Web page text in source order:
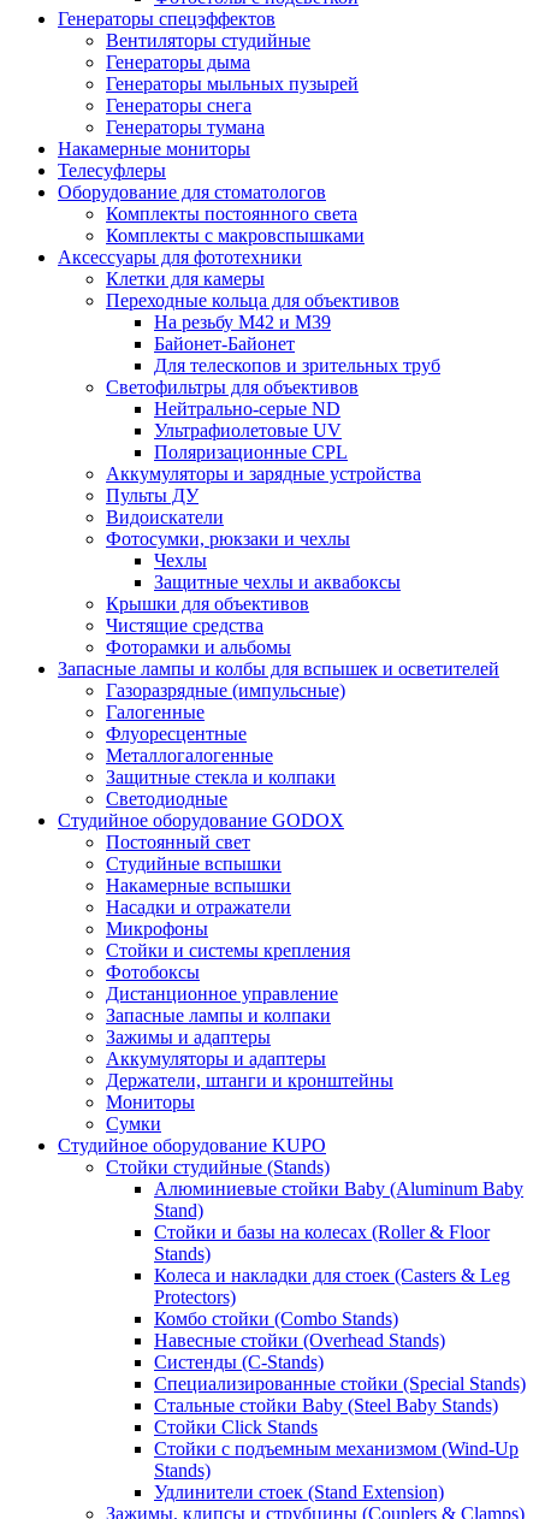
Генераторы спецэффектов
Вентиляторы студийные
Генераторы дыма
Генераторы мыльных пузырей
Генераторы снега
Генераторы тумана
Накамерные мониторы
Телесуфлеры
Оборудование для стоматологов
Комплекты постоянного света
Комплекты с макровспышками
Аксессуары для фототехники
Клетки для камеры
Переходные кольца для объективов
На резьбу М42 и М39
Байонет-Байонет
Для телескопов и зрительных труб
Светофильтры для объективов
Нейтрально-серые ND
Ультрафиолетовые UV
Поляризационные CPL
Аккумуляторы и зарядные устройства
Пульты ДУ
Видоискатели
Фотосумки, рюкзаки и чехлы
Чехлы
Защитные чехлы и аквабоксы
Крышки для объективов
Чистящие средства
Фоторамки и альбомы
Запасные лампы и колбы для вспышек и осветителей
Газоразрядные (импульсные)
Галогенные
Флуоресцентные
Металлогалогенные
Защитные стекла и колпаки
Светодиодные
Студийное оборудование GODOX
Постоянный свет
Студийные вспышки
Накамерные вспышки
Насадки и отражатели
Микрофоны
Стойки и системы крепления
Фотобоксы
Дистанционное управление
Запасные лампы и колпаки
Зажимы и адаптеры
Аккумуляторы и адаптеры
Держатели, штанги и кронштейны
Мониторы
Сумки
Студийное оборудование KUPO
Стойки студийные (Stands)
Алюминиевые стойки Baby (Aluminum Baby
Stand)
Стойки и базы на колесах (Roller & Floor
Stands)
Колеса и накладки для стоек (Casters & Leg
Protectors)
Комбо стойки (Combo Stands)
Навесные стойки (Overhead Stands)
Систенды (C-Stands)
Специализированные стойки (Special Stands)
Стальные стойки Baby (Steel Baby Stands)
Стойки Click Stands
Стойки с подъемным механизмом (Wind-Up
Stands)
Удлинители стоек (Stand Extension)
Зажимы, клипсы и струбцины (Couplers & Clamps)